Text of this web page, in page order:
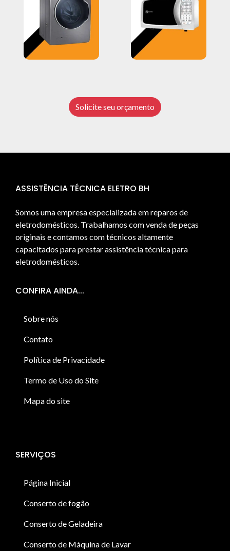
Solicite seu orçamento
ASSISTÊNCIA TÉCNICA ELETRO BH
Somos uma empresa especializada em reparos de
eletrodomésticos. Trabalhamos com venda de peças
originais e contamos com técnicos altamente
capacitados para prestar assistência técnica para
eletrodomésticos.
CONFIRA AINDA...
Sobre nós
Contato
Política de Privacidade
Termo de Uso do Site
Mapa do site
SERVIÇOS
Página Inicial
Conserto de fogão
Conserto de Geladeira
Conserto de Máquina de Lavar